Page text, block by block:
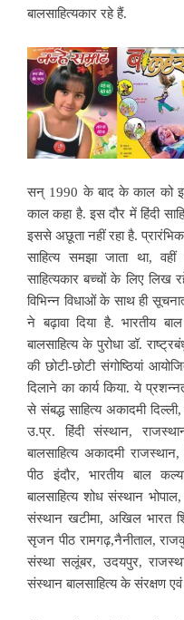
बालसाहित्यकार रहे हैं.
सन् 1990 के बाद के काल को
काल कहा है. इस दौर में हिंदी
इससे अछूता नहीं रहा है.
साहित्य समझा जाता था,
साहित्यकार बच्चों के लिए लिख
विभिन्न विधाओं के साथ ही
ने बढ़ावा दिया है. भारतीय
बालसाहित्य के पुरोधा डॉ.
की छोटी-छोटी संगोष्ठियां
दिलाने का कार्य किया. ये
से संबद्ध साहित्य अकादमी
उ.प्र. हिंदी संस्थान,
बालसाहित्य अकादमी
पीठ इंदौर, भारतीय बाल
बालसाहित्य शोध संस्थान
संस्थान खटीमा, अखिल भारत
सृजन पीठ रामगढ़,नैनीताल,
संस्था सलूंबर, उदयपुर,
संस्थान बालसाहित्य के संरक्षण